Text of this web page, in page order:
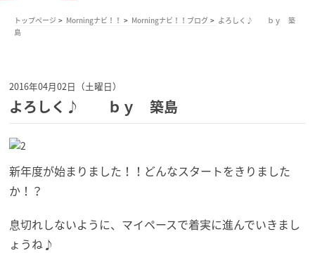
トップページ Morningナビ！！ Morningナビ！！ブログ
よろしく♪ ｂｙ 築
島
2016年04月02日（土曜日）
よろしく♪ ｂｙ 築島
新年度が始まりました！！どんなスタートをきりました
か！？
息切れしないように、マイペースで着実に進んでいきまし
ょうね♪